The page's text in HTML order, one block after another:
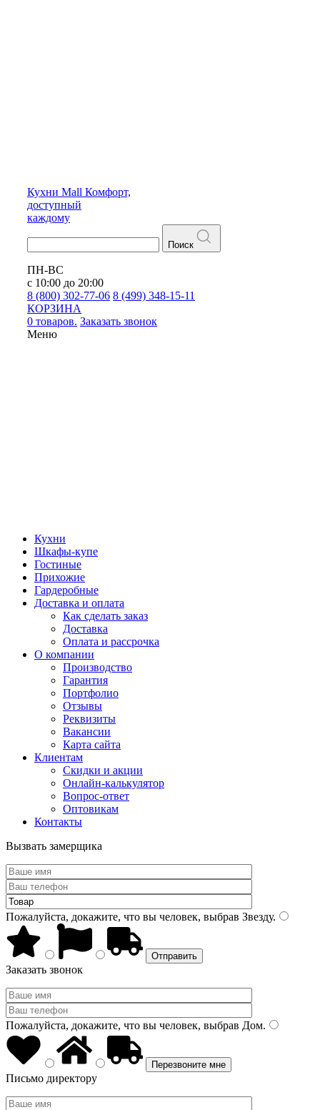
Кухни Mall Комфорт,
доступный
каждому
Поиск
ПН-ВС
с 10:00 до 20:00
8 (800) 302-77-06 8 (499) 348-15-11
КОРЗИНА
0 товаров. Заказать звонок
Меню
Кухни
Шкафы-купе
Гостиные
Прихожие
Гардеробные
Доставка и оплата
Как сделать заказ
Доставка
Оплата и рассрочка
О компании
Производство
Гарантия
Портфолио
Отзывы
Реквизиты
Вакансии
Карта сайта
Клиентам
Скидки и акции
Онлайн-калькулятор
Вопрос-ответ
Оптовикам
Контакты
Вызвать замерщика
Пожалуйста, докажите, что вы человек, выбрав Звезду.
Заказать звонок
Пожалуйста, докажите, что вы человек, выбрав Дом.
Письмо директору